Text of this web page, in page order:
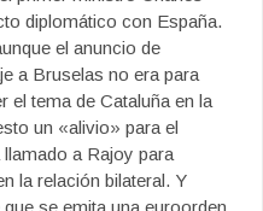
diplomático con España.
el anuncio de
a Bruselas no era para
el tema de Cataluña en la
un «alivio» para el
a Rajoy para
la relación bilateral. Y
se emita una euroorden